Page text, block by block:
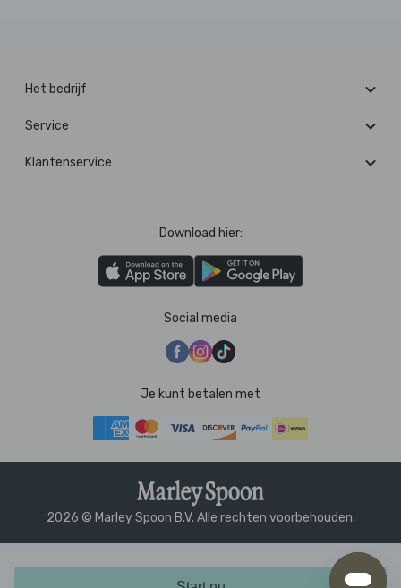
Het bedrijf
Service
Klantenservice
Download hier:
Social media
Je kunt betalen met
2026 © Marley Spoon B.V. Alle rechten voorbehouden.